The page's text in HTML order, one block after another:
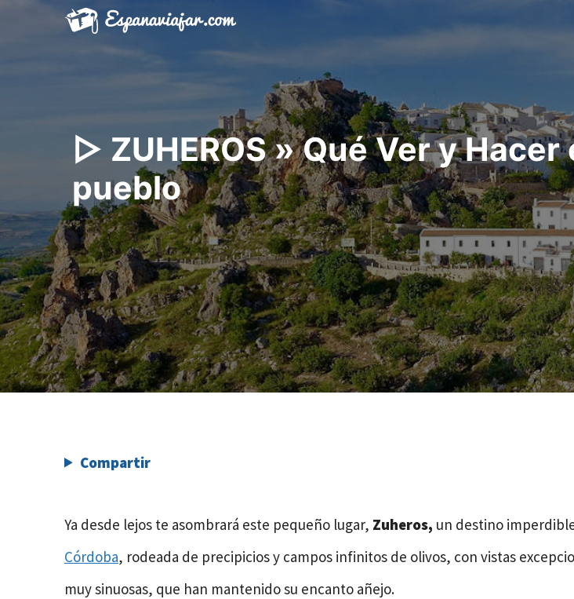
▷ ZUHEROS » Qué Ver y
pueblo
Compartir
Ya desde lejos te asombrará este pequeño lugar, Zuheros, un destino
Córdoba, rodeada de precipicios y campos infinitos de olivos, con vistas
muy sinuosas, que han mantenido su encanto añejo.